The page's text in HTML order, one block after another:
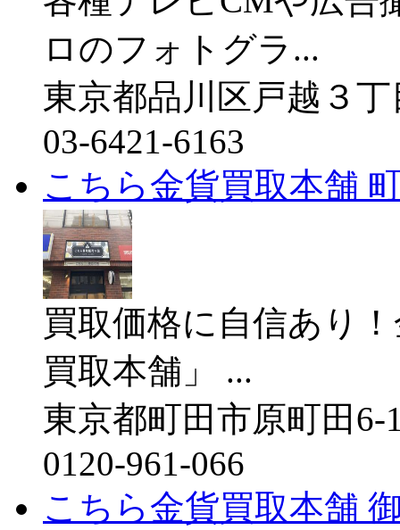
ロのフォトグラ...
東京都品川区戸越３丁
03-6421-6163
こちら金貨買取本舗
買取価格に自信あり
買取本舗」 ...
東京都町田市原町田6-
0120-961-066
こちら金貨買取本舗